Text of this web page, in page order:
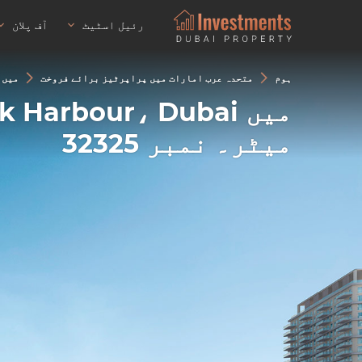
رئیل اسٹیٹ آف پلان
ہوم متحدہ عرب امارات میں پراپرٹیز برائے فروخت میں Dubai Creek Harbour، Dubai، متحدہ عرب امارات تعمیر ،56 مربع میٹر۔ نمبر 32325
میٹر۔ نمبر 32325